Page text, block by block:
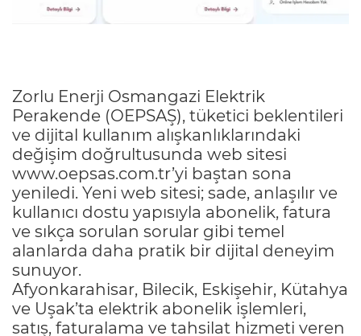
Zorlu Enerji Osmangazi Elektrik
Perakende (OEPSAŞ), tüketici beklentileri
ve dijital kullanım alışkanlıklarındaki
değişim doğrultusunda web sitesi
www.oepsas.com.tr’yi baştan sona
yeniledi. Yeni web sitesi; sade, anlaşılır ve
kullanıcı dostu yapısıyla abonelik, fatura
ve sıkça sorulan sorular gibi temel
alanlarda daha pratik bir dijital deneyim
sunuyor.
Afyonkarahisar, Bilecik, Eskişehir, Kütahya
ve Uşak’ta elektrik abonelik işlemleri,
satış, faturalama ve tahsilat hizmeti veren